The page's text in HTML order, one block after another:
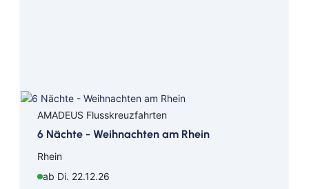
AMADEUS Flusskreuzfahrten
6 Nächte - Weihnachten am Rhein
Rhein
ab Di. 22.12.26